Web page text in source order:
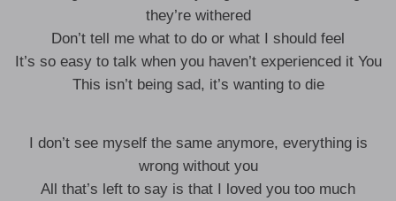
they’re withered
Don’t tell me what to do or what I should feel
It’s so easy to talk when you haven’t experienced it You
This isn’t being sad, it’s wanting to die
I don’t see myself the same anymore, everything is
wrong without you
All that’s left to say is that I loved you too much